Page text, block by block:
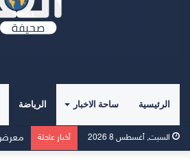
الرئيسية ساحة الاخبار الرياضة
السبت, أغسطس 8 2026 أخبار عاجلة